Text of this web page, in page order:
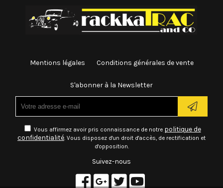
Mentions légales Conditions générales de vente
S'abonner à la Newsletter
Vous affirmez avoir pris connaissance de notre politique de
confidentialité. Vous disposez d'un droit d'accès, de rectification et
d'opposition.
Suivez-nous